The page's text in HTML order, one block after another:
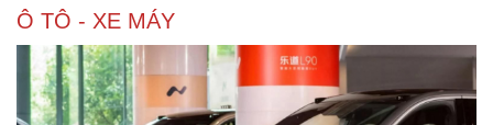
Ô TÔ - XE MÁY